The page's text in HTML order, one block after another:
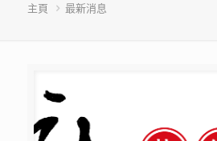
主頁 最新消息